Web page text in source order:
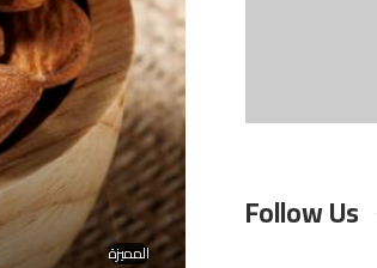
المميزة
Follow Us